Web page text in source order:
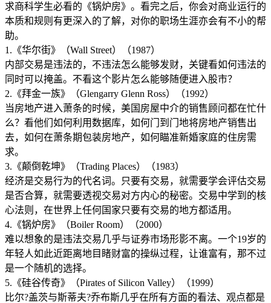
求商科学生必看的《锅炉房》。看完之后，你会对商业运行的
本质和规则有更深入的了解，对你的职场生涯亦会有不小的帮
助。
1.《华尔街》（Wall Street）（1987）
内部交易是违法的，不违法怎么能够发财，关键看如何违法的
同时可以掩盖。不看这个影片怎么能够随便进入股市？
2.《拜金一族》（Glengarry Glenn Ross）（1992）
当房地产进入萧条的时候，美国房屋中介的销售顾问都在忙什
么？看他们如何利用数据库，如何门到门地将房地产销售出
去，如何在萧条期包装房地产，如何瞄准新婚家庭的住房需
求。
3.《颠倒乾坤》（Trading Places）（1983）
经济是交易行为的代名词。只要有交易，就需要学会评估交易
是否合算，就需要透视交易对方内心的秘密。交易中学到的核
心法则，在世界上任何国家只要有交易的地方都适用。
4.《锅炉房》（Boiler Room）（2000）
难以想象的是违法交易几乎与证券市场形影不离。一个19岁的
年轻人如此近距离地目睹财富的操纵过程，让谁富有，那不过
是一个随机的选择。
5.《硅谷传奇》（Pirates of Silicon Valley）（1999）
比尔?盖茨与斯蒂夫?乔布斯几乎在所有方面的看法、观点都是